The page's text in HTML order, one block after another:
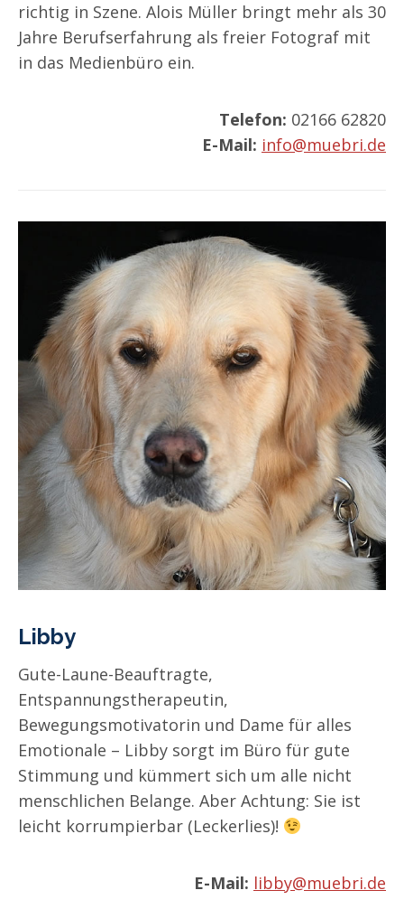
richtig in Szene. Alois Müller bringt mehr als 30
Jahre Berufserfahrung als freier Fotograf mit
in das Medienbüro ein.
Telefon: 02166 62820
E-Mail: info@muebri.de
Libby
Gute-Laune-Beauftragte,
Entspannungstherapeutin,
Bewegungsmotivatorin und Dame für alles
Emotionale – Libby sorgt im Büro für gute
Stimmung und kümmert sich um alle nicht
menschlichen Belange. Aber Achtung: Sie ist
leicht korrumpierbar (Leckerlies)!
E-Mail: libby@muebri.de